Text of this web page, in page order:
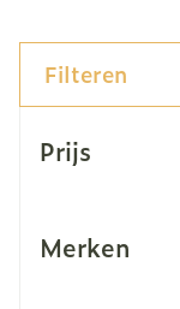
Filteren
Prijs
Merken